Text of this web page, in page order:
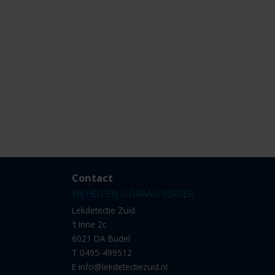
Contact
WIJ HELPEN U GRAAG VERDER.
Lekdetectie Zuid
't Inne 2c
6021 DA Budel
T 0495-499512
E info@lekdetectiezuid.nl